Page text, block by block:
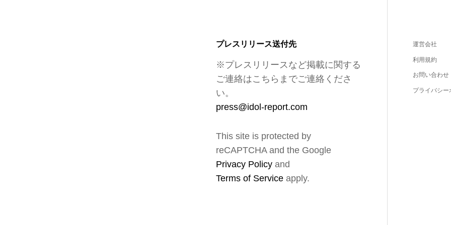
プレスリリース送付先
※プレスリリースなど掲載に関する
ご連絡はこちらまでご連絡くださ
い。
press@idol-report.com
This site is protected by
reCAPTCHA and the Google
Privacy Policyand
Terms of Serviceapply.
運営会社
利用規約
お問い合わせ
プライバシー